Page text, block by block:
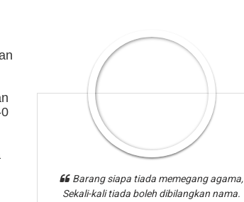
Barang siapa tiada memegang agama,
Sekali-kali tiada boleh dibilangkan nama.